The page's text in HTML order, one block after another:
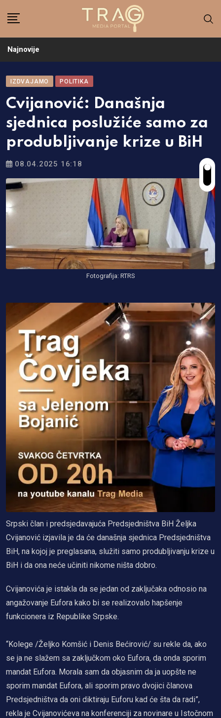
Najnovije
IZDVAJAMO POLITIKA
Cvijanović: Današnja
sjednica poslužiće samo za
produbljivanje krize u BiH
08.04.2025 16:18
Fotografija: RTRS
Srpski član i predsjedavajuća Predsjedništva BiH Željka
Cvijanović izjavila je da će današnja sjednica Predsjedništva
BiH, na kojoj je preglasana, služiti samo produbljivanju krize u
BiH i da ona neće učiniti nikome ništa dobro.
Cvijanovića je istakla da se jedan od zaključaka odnosio na
angažovanje Eufora kako bi se realizovalo hapšenje
funkcionera iz Republike Srpske.
“Kolege /Željko Komšić i Denis Bećirović/ su rekle da, ako
se ja ne slažem sa zaključkom oko Eufora, da onda sporim
mandat Eufora. Morala sam da objasnim da ja uopšte ne
sporim mandat Eufora, ali sporim pravo dvojici članova
Predsjedništva da oni diktiraju Euforu kad će šta da radi”,
rekla je Cvijanovićeva na konferenciji za novinare u Istočnom